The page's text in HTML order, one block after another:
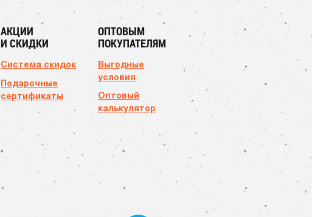
АКЦИИ
И СКИДКИ
Система скидок
Подарочные
сертификаты
ОПТОВЫМ
ПОКУПАТЕЛЯМ
Выгодные
условия
Оптовый
калькулятор